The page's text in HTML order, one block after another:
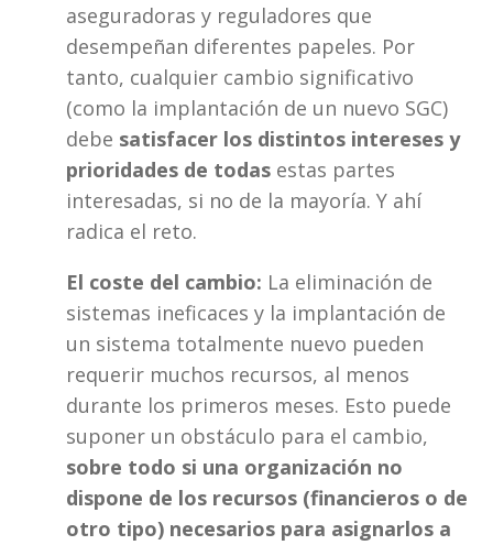
aseguradoras y reguladores que
desempeñan diferentes papeles. Por
tanto, cualquier cambio significativo
(como la implantación de un nuevo SGC)
debe satisfacer los distintos intereses y
prioridades de todas estas partes
interesadas, si no de la mayoría. Y ahí
radica el reto.
El coste del cambio: La eliminación de
sistemas ineficaces y la implantación de
un sistema totalmente nuevo pueden
requerir muchos recursos, al menos
durante los primeros meses. Esto puede
sobre todo si una organización no
dispone de los recursos (financieros o de
otro tipo) necesarios para asignarlos a